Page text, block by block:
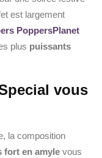
est largement
PoppersPlanet
plus puissants
vous
la composition
fort en amyle vous